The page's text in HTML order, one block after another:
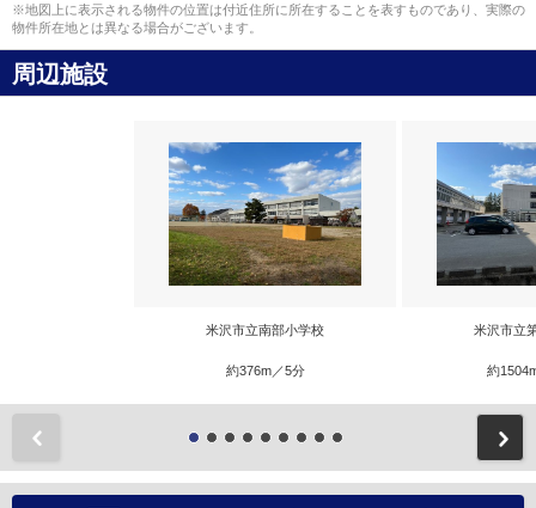
※地図上に表示される物件の位置は付近住所に所在することを表すものであり、実際の
物件所在地とは異なる場合がございます。
周辺施設
米沢市立南部小学校
約376m／5分
米沢市立
約